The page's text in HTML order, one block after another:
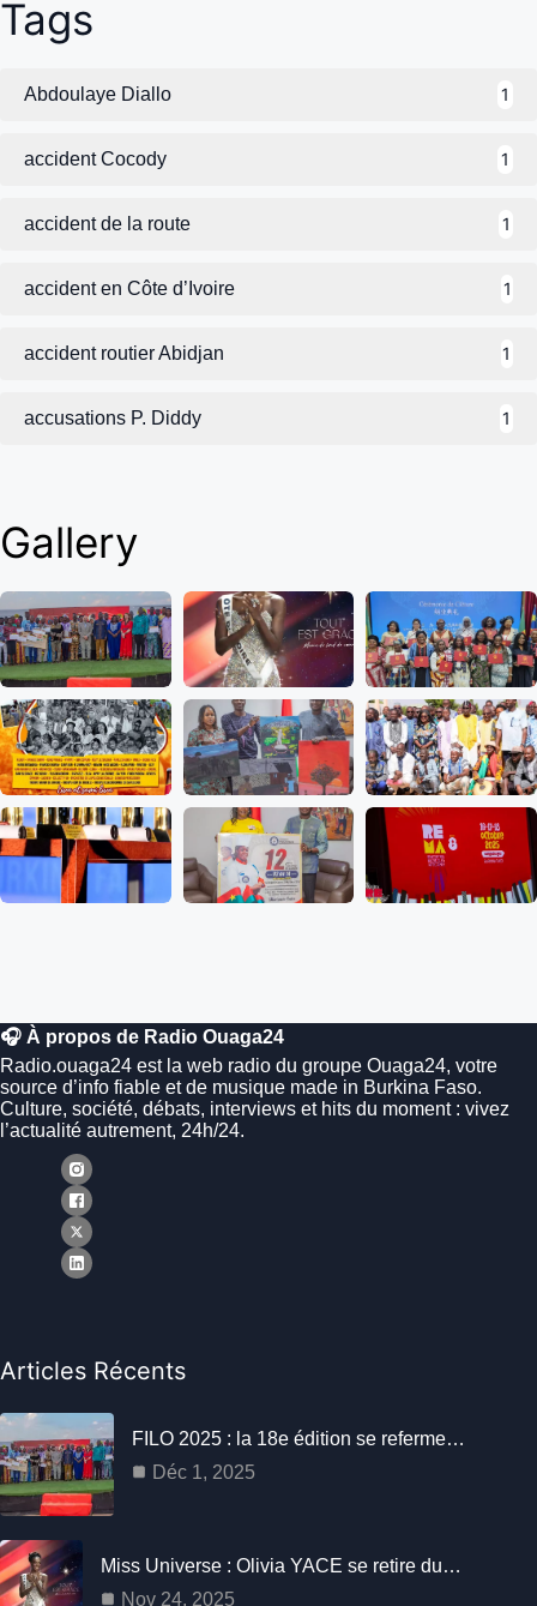
Tags
Abdoulaye Diallo 1
accident Cocody 1
accident de la route 1
accident en Côte d’Ivoire 1
accident routier Abidjan 1
accusations P. Diddy 1
Gallery
🎧 À propos de Radio Ouaga24
Radio.ouaga24 est la web radio du groupe Ouaga24, votre
source d’info fiable et de musique made in Burkina Faso.
Culture, société, débats, interviews et hits du moment : vivez
l’actualité autrement, 24h/24.
Articles Récents
FILO 2025 : la 18e édition se referme…
Déc 1, 2025
Miss Universe : Olivia YACE se retire du…
Nov 24, 2025